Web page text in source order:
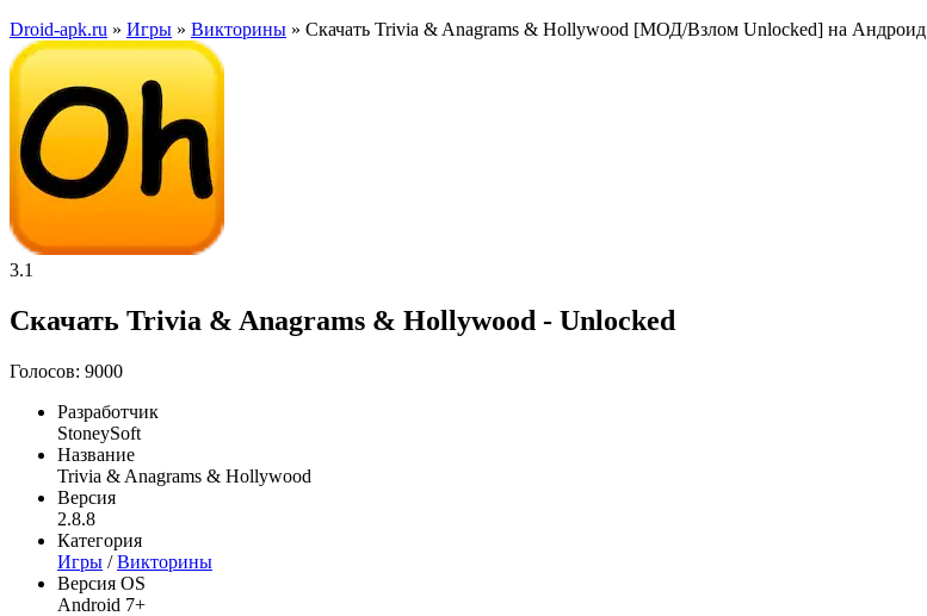
Droid-apk.ru » Игры » Викторины » Скачать Trivia & Anagrams & Hollywood [МОД/Взлом Unlocked] на Андроид
3.1
Скачать Trivia & Anagrams & Hollywood - Unlocked
Голосов: 9000
Разработчик
StoneySoft
Название
Trivia & Anagrams & Hollywood
Версия
2.8.8
Категория
Игры /Викторины
Версия OS
Android 7+